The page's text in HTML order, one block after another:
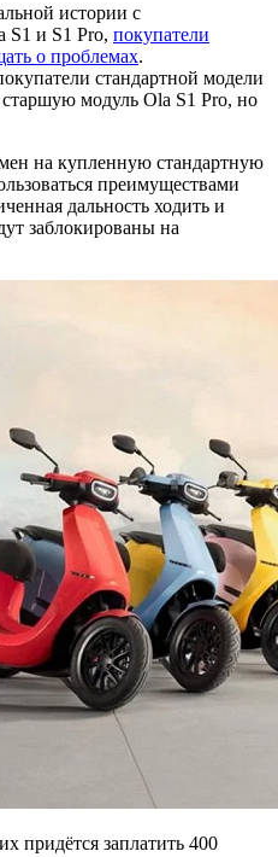
истории с
S1 и S1 Pro, покупатели
о проблемах.
стандартной модели
модуль Ola S1 Pro, но
на купленную стандартную
преимуществами
дальность ходить и
заблокированы на
придётся заплатить 400